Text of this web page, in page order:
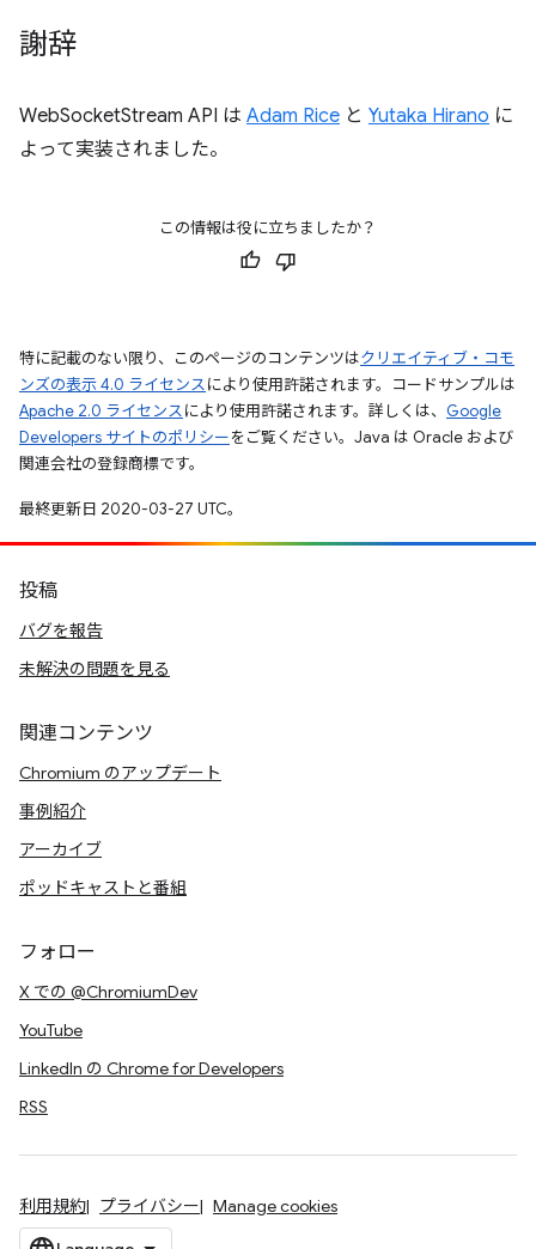
謝辞
WebSocketStream API は Adam Rice と Yutaka Hirano に
よって実装されました。
この情報は役に立ちましたか？
特に記載のない限り、このページのコンテンツはクリエイティブ・コモ
ンズの表示 4.0 ライセンスにより使用許諾されます。コードサンプルは
Apache 2.0 ライセンスにより使用許諾されます。詳しくは、 Google
Developers サイトのポリシーをご覧ください。Java は Oracle および
関連会社の登録商標です。
最終更新日 2020-03-27 UTC。
投稿
バグを報告
未解決の問題を見る
関連コンテンツ
Chromium のアップデート
事例紹介
アーカイブ
ポッドキャストと番組
フォロー
X での @ChromiumDev
YouTube
LinkedIn の Chrome for Developers
RSS
利用規約 プライバシー Manage cookies